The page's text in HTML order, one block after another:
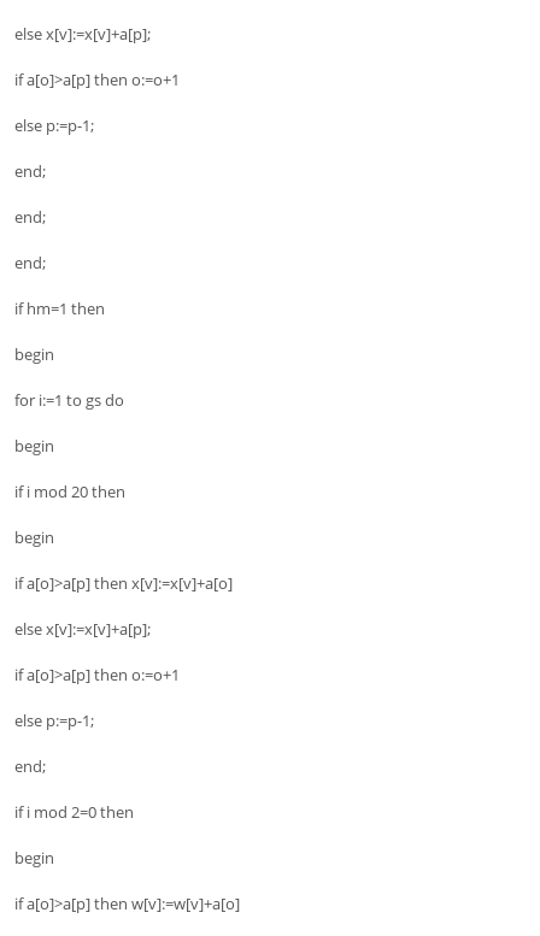
else x[v]:=x[v]+a[p];
if a[o]>a[p] then o:=o+1
else p:=p-1;
end;
end;
end;
if hm=1 then
begin
for i:=1 to gs do
begin
if i mod 20 then
begin
if a[o]>a[p] then x[v]:=x[v]+a[o]
else x[v]:=x[v]+a[p];
if a[o]>a[p] then o:=o+1
else p:=p-1;
end;
if i mod 2=0 then
begin
if a[o]>a[p] then w[v]:=w[v]+a[o]